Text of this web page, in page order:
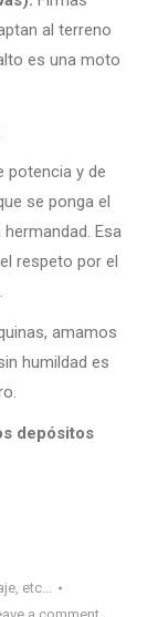
al terreno
es una moto
potencia y de
se ponga el
Esa
respeto por el
amamos
humildad es
depósitos
etc...